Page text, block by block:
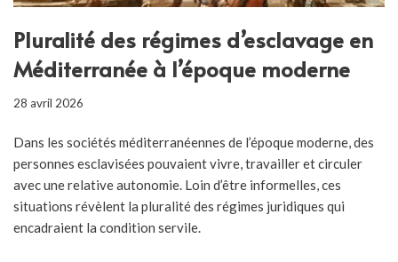
Pluralité des régimes d’esclavage en
Méditerranée à l’époque moderne
28 avril 2026
Dans les sociétés méditerranéennes de l’époque moderne, des
personnes esclavisées pouvaient vivre, travailler et circuler
avec une relative autonomie. Loin d’être informelles, ces
situations révèlent la pluralité des régimes juridiques qui
encadraient la condition servile.